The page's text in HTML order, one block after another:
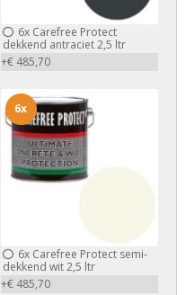
6xCarefree Protect
dekkend antraciet 2,5 ltr
+€ 485,70
6xCarefree Protect semi-
dekkend wit 2,5 ltr
+€ 485,70
6x